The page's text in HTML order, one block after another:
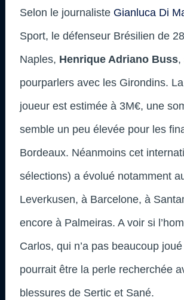
Selon le journaliste Gianluca Di
Sport, le défenseur Brésilien de
Naples, Henrique Adriano Buss,
pourparlers avec les Girondins.
joueur est estimée à 3M€, une
semble un peu élevée pour les
Bordeaux. Néanmoins cet
sélections) a évolué notamment
Leverkusen, à Barcelone, à
encore à Palmeiras. A voir si
Carlos, qui n’a pas beaucoup
pourrait être la perle recherchée
blessures de Sertic et Sané.